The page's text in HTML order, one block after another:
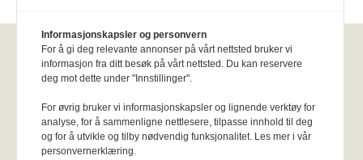
Fysioterapeuten
Kirkegata 15, Pb. 147 Sentrum, 0102
Oslo. Personvernerklæring KI-
retningslinjer Epost:fysioterapeuten@fysi
Informasjonskapsler og personvern
For å gi deg relevante annonser på vårt nettsted bruker vi
informasjon fra ditt besøk på vårt nettsted. Du kan reservere
deg mot dette under "Innstillinger".
For øvrig bruker vi informasjonskapsler og lignende verktøy for
analyse, for å sammenligne nettlesere, tilpasse innhold til deg
og for å utvikle og tilby nødvendig funksjonalitet. Les mer i vår
personvernerklæring.